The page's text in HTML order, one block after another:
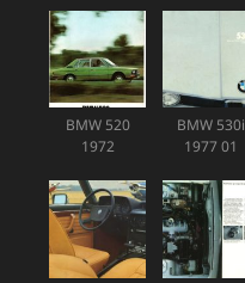
BMW 520
1972
BMW 530i
1977 01